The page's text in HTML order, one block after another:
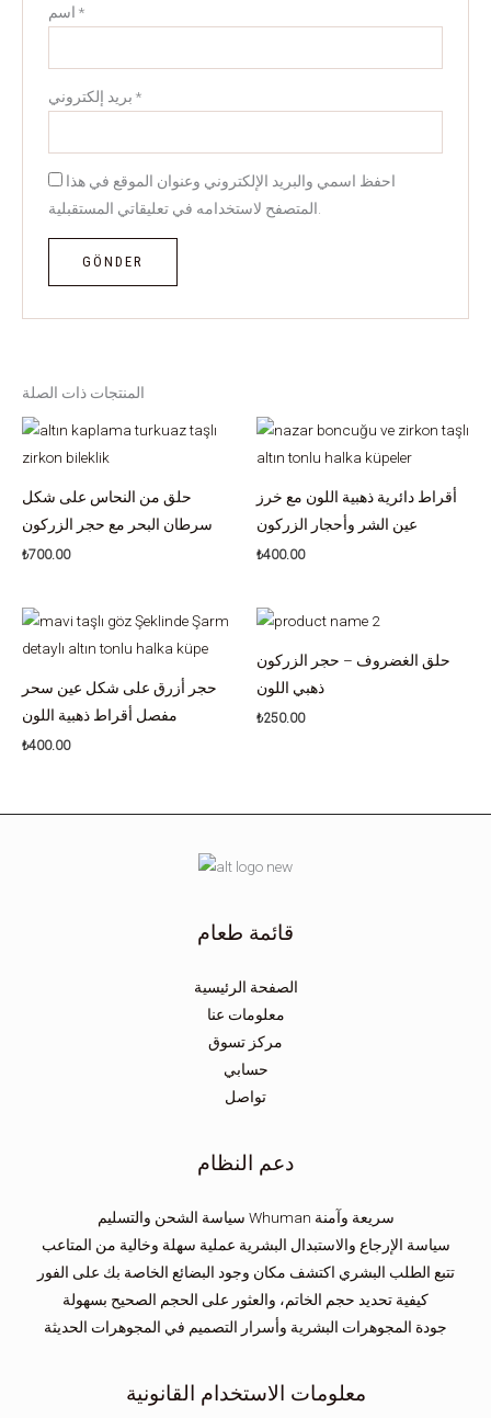
*
*
احفظ اسمي والبريد الإلكتروني وعنوان الموقع في هذا
المتصفح لاستخدامه في تعليقاتي المستقبلية.
المنتجات ذات الصلة
حلق من النحاس على شكل
سرطان البحر مع حجر الزركون
₺700.00
أقراط دائرية ذهبية اللون مع خرز
عين الشر وأحجار الزركون
₺400.00
حجر أزرق على شكل عين سحر
مفصل أقراط ذهبية اللون
₺400.00
حلق الغضروف – حجر الزركون
ذهبي اللون
₺250.00
قائمة طعام
الصفحة الرئيسية
معلومات عنا
مركز تسوق
حسابي
تواصل
دعم النظام
سياسة الشحن والتسليم Whuman سريعة وآمنة
سياسة الإرجاع والاستبدال البشرية عملية سهلة وخالية من المتاعب
تتبع الطلب البشري اكتشف مكان وجود البضائع الخاصة بك على الفور
كيفية تحديد حجم الخاتم، والعثور على الحجم الصحيح بسهولة
جودة المجوهرات البشرية وأسرار التصميم في المجوهرات الحديثة
معلومات الاستخدام القانونية